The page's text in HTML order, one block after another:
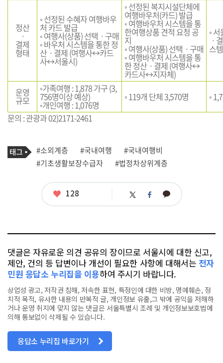
정산
ㆍ
결제
형태
◦ 선정된 수혜자 여행바우
처 카드 발급
◦ 여행사(상품) 선택ㆍ구매
◦ 바우처 시스템을 통한 정
산ㆍ결제 (여행사↔카드
사↔서울시)
◦ 선정된 복지시설단체에
여행바우처(카드) 발급
◦ 여행바우처 시스템을 통
한여행상품 견적 요청 공
지
◦ 여행사(상품) 선택ㆍ구매
◦ 여행바우처 시스템을 통
한 정산ㆍ결제 (여행사↔
카드사↔지자체)
◦
ㆍ
스
운영
규모
◦가족여행 : 1,878 가구 (3,
756명이상 예상)
◦개인여행 : 1,076명
◦ 119개 단체 3,570명
◦
문의 : 관광과 02)2171-2461
기
사
관
련
태
그
#소외계층 #국내여행
#국내여행비
#기초생활보장수급자
#법정차상위계층
좋
128 트 페 카
댓글은 자유로운 의견 공유의 장이므로 서울시에 대한 신고,
제안, 건의 등 답변이나 개선이 필요한 사항에 대해서는 전자
민원 응답소 누리집을 이용하여 주시기 바랍니다.
상업성 광고, 저작권 침해, 저속한 표현, 특정인에 대한 비방, 명예훼손, 정
치적 목적, 유사한 내용의 반복적 글, 개인정보 유출,그 밖에 공익을 저해하
거나 운영 취지에 맞지 않는 댓글은 서울특별시 조례 및 개인정보보호법에
의해 통보없이 삭제될 수 있습니다.
응답소 누리집 바로가기